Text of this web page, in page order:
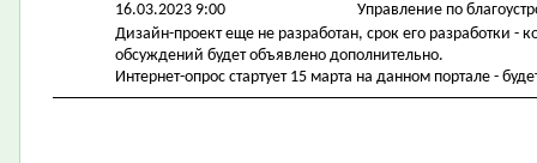
16.03.2023 9:00
Управление по
Дизайн-проект еще не разработан, срок его разработки -
обсуждений будет объявлено дополнительно.
Интернет-опрос стартует 15 марта на данном портале -